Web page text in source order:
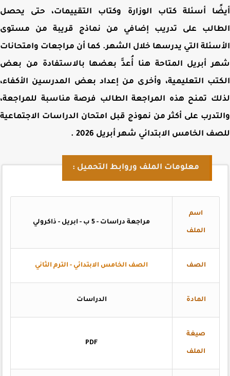
أسئلة كتاب الوزارة وكتاب التقييمات، حتى يحصل
على تدريب إضافي من نماذج قريبة من مستوى
التي يدرسها خلال الشهر. كما أن مراجعات وامتحانات
أبريل المتاحة هنا أُعدَّ بعضها بالاستفادة من بعض
التعليمية، وأخرى من إعداد بعض المدرسين الأكفاء،
تمنح هذه المراجعة الطالب فرصة مناسبة للمراجعة،
على أكثر من نموذج قبل امتحان الدراسات الاجتماعية
الخامس الابتدائي شهر أبريل 2026
.
معلومات الملف وروابط التحميل :
اسم
الملف
مراجعة دراسات - 5 ب - ابريل - ذاكرولي
الصف الصف الخامس الابتدائي - الترم الثاني
المادة الدراسات
صيغة
الملف
PDF